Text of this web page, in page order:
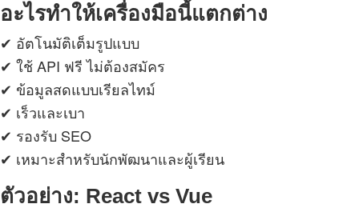
อะไรทำให้เครื่องมือนี้แตกต่าง
✔ อัตโนมัติเต็มรูปแบบ
✔ ใช้ API ฟรี ไม่ต้องสมัคร
✔ ข้อมูลสดแบบเรียลไทม์
✔ เร็วและเบา
✔ รองรับ SEO
✔ เหมาะสำหรับนักพัฒนาและผู้เรียน
ตัวอย่าง: React vs Vue